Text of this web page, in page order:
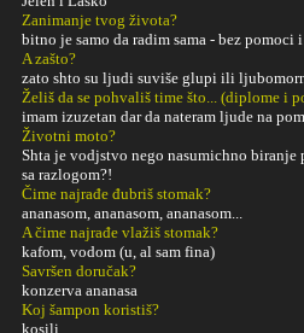
Zanimanje tvog života?
bitno je samo da radim sama - bez pomoci
A zašto?
zato shto su ljudi suviše glupi ili
Želiš da se pohvališ time što... (diplome i
imam izuzetan dar da nateram ljude na
Životni moto?
Shta je vodjstvo nego nasumichno
sa razlogom?!
Čime najrađe đubriš stomak?
ananasom, ananasom, ananasom...
A čime najrađe vlažiš stomak?
kafom, vodom (u, al sam fina)
Savršen doručak?
konzerva ananasa
Koj šampon koristiš?
kosili